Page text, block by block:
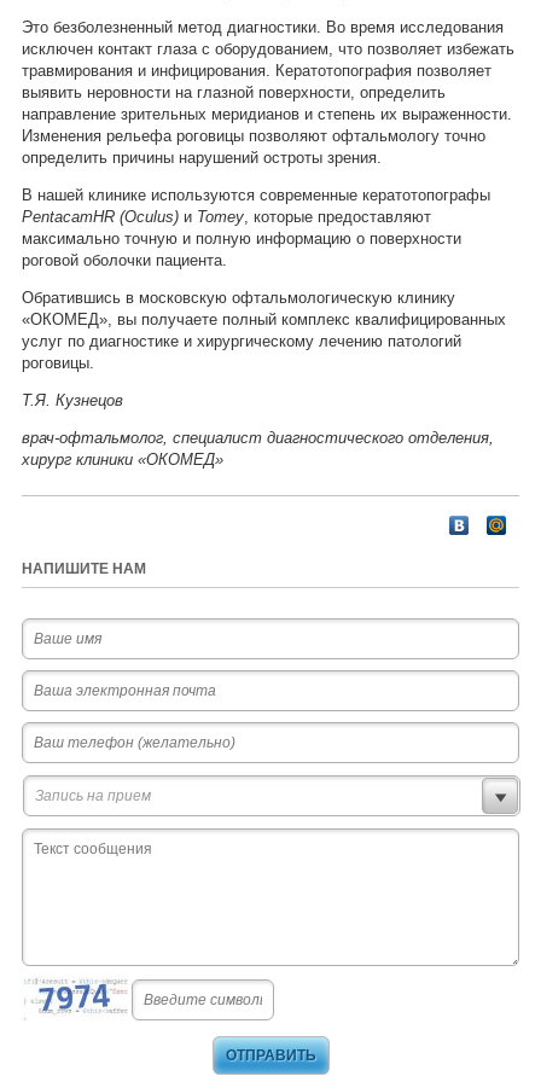
Это безболезненный метод диагностики. Во время исследования
исключен контакт глаза с оборудованием, что позволяет избежать
травмирования и инфицирования. Кератотопография позволяет
выявить неровности на глазной поверхности, определить
направление зрительных меридианов и степень их выраженности.
Изменения рельефа роговицы позволяют офтальмологу точно
определить причины нарушений остроты зрения.
В нашей клинике используются современные кератотопографы
PentacamHR (Oculus)и Tomey, которые предоставляют
максимально точную и полную информацию о поверхности
роговой оболочки пациента.
Обратившись в московскую офтальмологическую клинику
«ОКОМЕД», вы получаете полный комплекс квалифицированных
услуг по диагностике и хирургическому лечению патологий
роговицы.
Т.Я. Кузнецов
врач-офтальмолог, специалист диагностического отделения,
хирург клиники «ОКОМЕД»
НАПИШИТЕ НАМ
Запись на прием